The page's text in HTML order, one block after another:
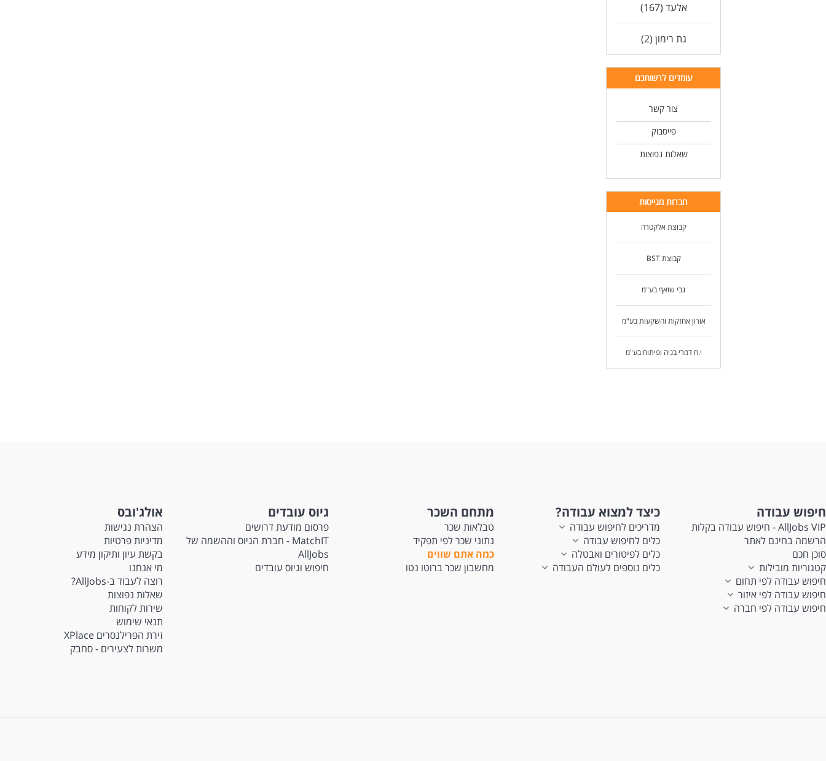
אלעד (167)
גת רימון (2)
עומדים לרשותכם
צור קשר
פייסבוק
שאלות נפוצות
חברות מגייסות
קבוצת אלקטרה
קבוצת BST
גבי שואף בע"מ
אורון אחזקות והשקעות בע"מ
י.ח דמרי בניה ופיתוח בע"מ
חיפוש עבודה
AllJobs VIP - חיפוש עבודה בקלות
הרשמה בחינם לאתר
סוכן חכם
קטגוריות מובילות
חיפוש עבודה לפי תחום
חיפוש עבודה לפי איזור
חיפוש עבודה לפי חברה
כיצד למצוא עבודה?
מדריכים לחיפוש עבודה
כלים לחיפוש עבודה
כלים לפיטורים ואבטלה
כלים נוספים לעולם העבודה
מתחם השכר
טבלאות שכר
נתוני שכר לפי תפקיד
כמה אתם שווים
מחשבון שכר ברוטו נטו
גיוס עובדים
פרסום מודעת דרושים
MatchIT - חברת הגיוס וההשמה של
AllJobs
חיפוש וגיוס עובדים
אולג'ובס
הצהרת נגישות
מדיניות פרטיות
בקשת עיון ותיקון מידע
מי אנחנו
רוצה לעבוד ב-AllJobs?
שאלות נפוצות
שירות לקוחות
תנאי שימוש
זירת הפרילנסרים XPlace
משרות לצעירים - סחבק